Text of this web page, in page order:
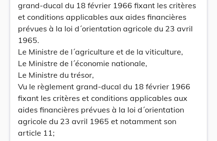
grand-ducal du 18 février 1966 fixant les critères
et conditions applicables aux aides financières
prévues à la loi d´orientation agricole du 23 avril
1965.
Le Ministre de l´agriculture et de la viticulture,
Le Ministre de l´économie nationale,
Le Ministre du trésor,
Vu le règlement grand-ducal du 18 février 1966
fixant les critères et conditions applicables aux
aides financières prévues à la loi d´orientation
agricole du 23 avril 1965 et notamment son
article 11;